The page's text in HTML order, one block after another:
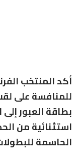
أكد المنتخب
بطاقة العبور
استثنائية من
الحاسمة